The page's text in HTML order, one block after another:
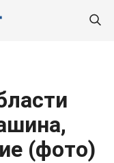
(фото)